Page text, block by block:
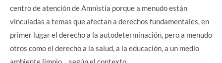
centro de atención de Amnistía porque a menudo están
vinculadas a temas que afectan a derechos fundamentales, en
primer lugar el derecho a la autodeterminación, pero a menudo
otros como el derecho a la salud, a la educación, a un medio